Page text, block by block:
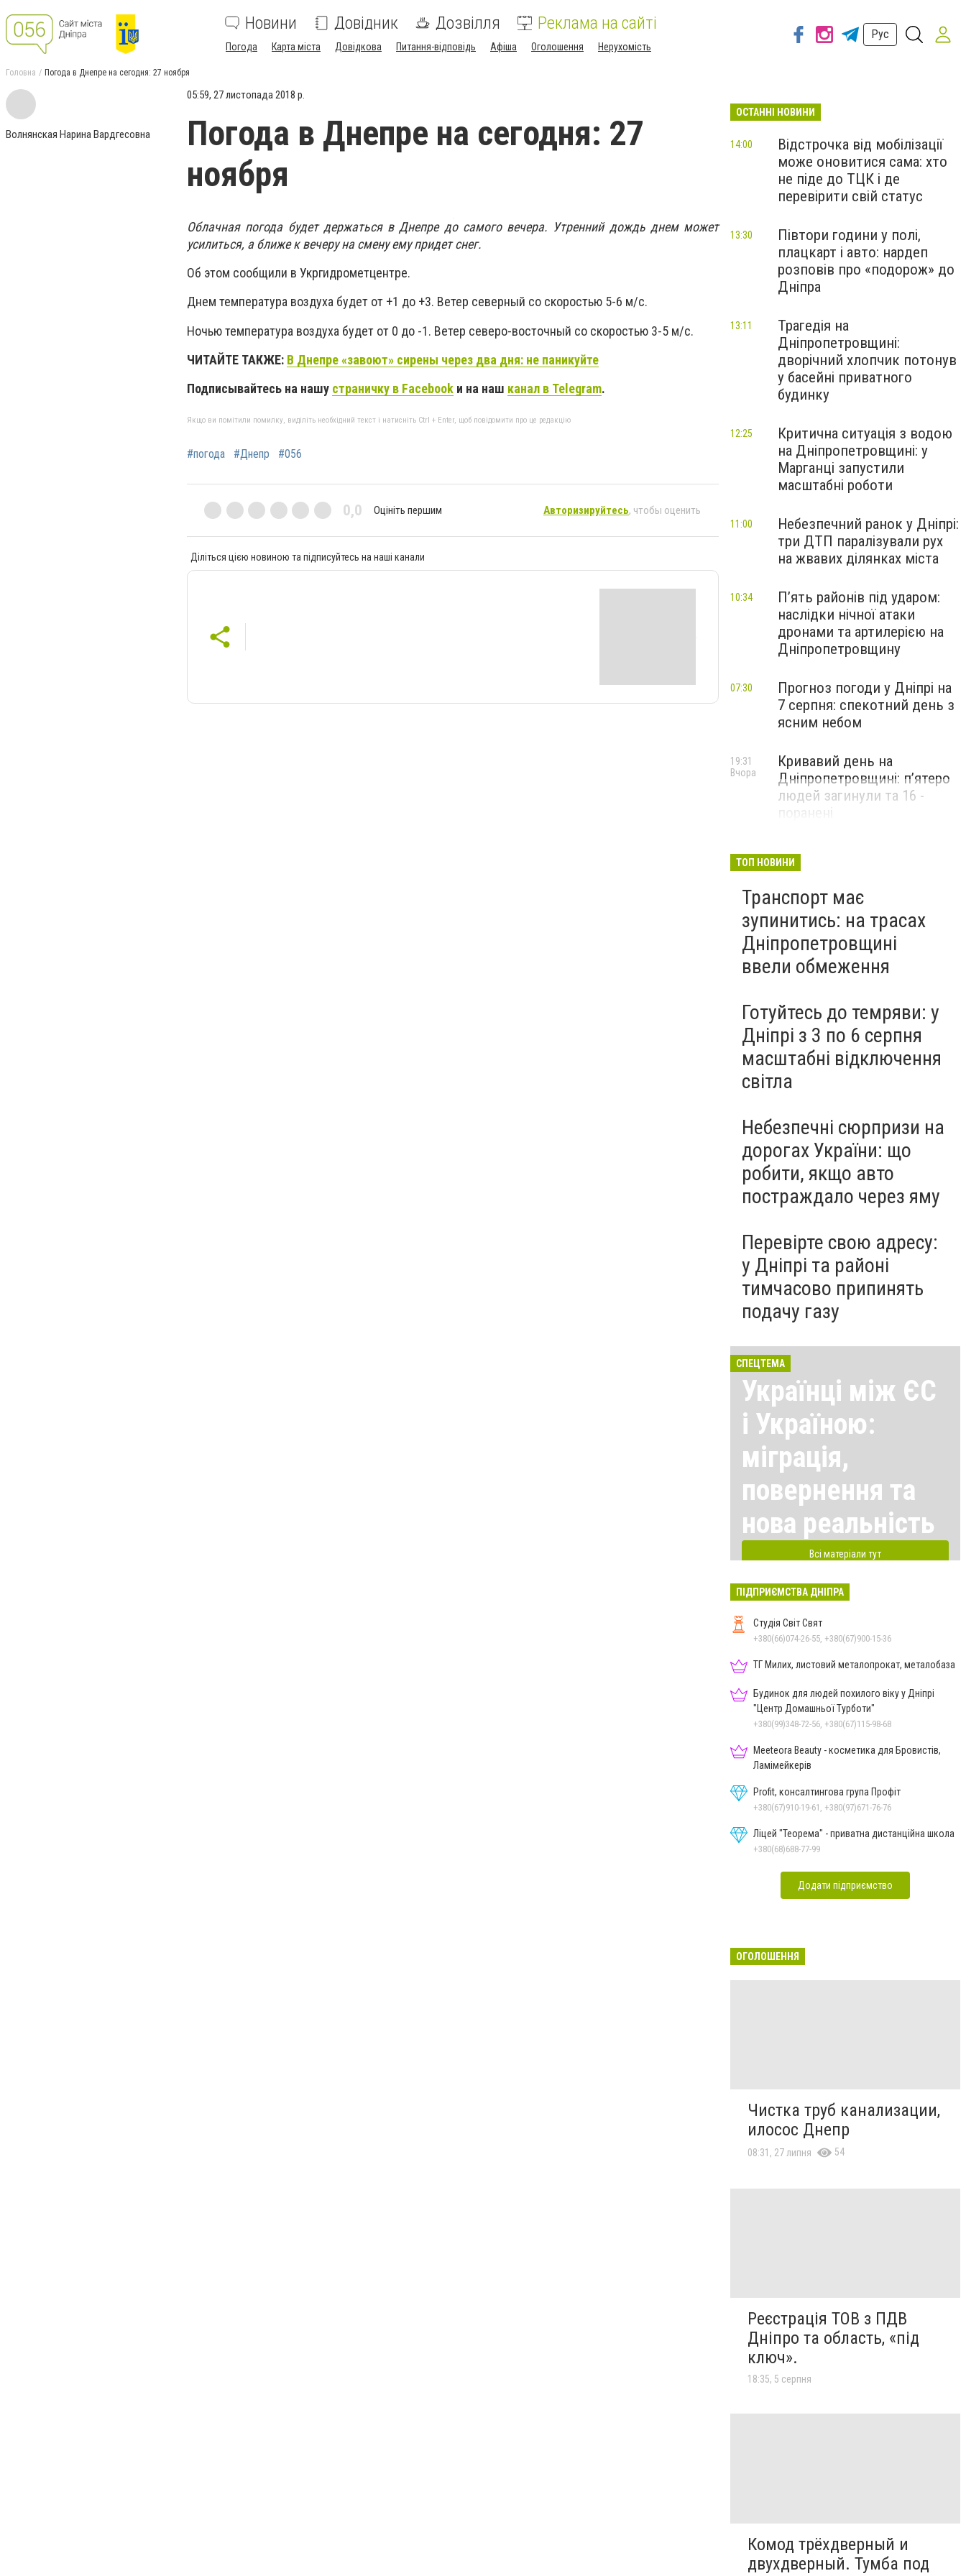
Новини Довідник Дозвілля Реклама на сайті
Погода Карта міста Довідкова Питання-відповідь Афіша Оголошення Нерухомість
Рус
Головна Погода в Днепре на сегодня: 27 ноября
Волнянская Нарина Вардгесовна
05:59, 27 листопада 2018 р.
Погода в Днепре на сегодня: 27
ноября
Облачная погода будет держаться в Днепре до самого вечера. Утренний дождь днем может
усилиться, а ближе к вечеру на смену ему придет снег.
Об этом сообщили в Укргидрометцентре.
Днем температура воздуха будет от +1 до +3. Ветер северный со скоростью 5-6 м/с.
Ночью температура воздуха будет от 0 до -1. Ветер северо-восточный со скоростью 3-5 м/с.
ЧИТАЙТЕ ТАКЖЕ: В Днепре «завоют» сирены через два дня: не паникуйте
Подписывайтесь на нашу страничку в Facebook и на наш канал в Telegram.
Якщо ви помітили помилку, виділіть необхідний текст і натисніть Ctrl + Enter, щоб повідомити про це редакцію
#погода #Днепр #056
0,0 Оцініть першим Авторизируйтесь, чтобы оценить
Діліться цією новиною та підписуйтесь на наші канали
ОСТАННІ НОВИНИ
Відстрочка від мобілізації
може оновитися сама: хто
не піде до ТЦК і де
перевірити свій статус
14:00
Півтори години у полі,
плацкарт і авто: нардеп
розповів про «подорож» до
Дніпра
13:30
Трагедія на
Дніпропетровщині:
дворічний хлопчик потонув
у басейні приватного
будинку
13:11
Критична ситуація з водою
на Дніпропетровщині: у
Марганці запустили
масштабні роботи
12:25
Небезпечний ранок у Дніпрі:
три ДТП паралізували рух
на жвавих ділянках міста
11:00
П’ять районів під ударом:
наслідки нічної атаки
дронами та артилерією на
Дніпропетровщину
10:34
Прогноз погоди у Дніпрі на
7 серпня: спекотний день з
ясним небом
07:30
Кривавий день на
Дніпропетровщині: п’ятеро
людей загинули та 16 -
19:31
Вчора
ТОП НОВИНИ
Транспорт має
зупинитись: на трасах
Дніпропетровщині
ввели обмеження
Готуйтесь до темряви: у
Дніпрі з 3 по 6 серпня
масштабні відключення
світла
Небезпечні сюрпризи на
дорогах України: що
робити, якщо авто
постраждало через яму
Перевірте свою адресу:
у Дніпрі та районі
тимчасово припинять
подачу газу
СПЕЦТЕМА
Українці між ЄС
і Україною:
міграція,
повернення та
нова реальність
Всі матеріали тут
ПІДПРИЄМСТВА ДНІПРА
Студія Світ Свят
+380(66)074-26-55, +380(67)900-15-36
ТГ Милих, листовий металопрокат, металобаза
Будинок для людей похилого віку у Дніпрі
"Центр Домашньої Турботи"
+380(99)348-72-56, +380(67)115-98-68
Meeteora Beauty - косметика для Бровистів,
Ламімейкерів
Profit, консалтингова група Профіт
+380(67)910-19-61, +380(97)671-76-76
Ліцей "Теорема" - приватна дистанційна школа
+380(68)688-77-99
Додати підприємство
ОГОЛОШЕННЯ
Чистка труб канализации,
илосос Днепр
08:31, 27 липня 54
Реєстрація ТОВ з ПДВ
Дніпро та область, «під
ключ».
18:35, 5 серпня
Комод трёхдверный и
двухдверный. Тумба под